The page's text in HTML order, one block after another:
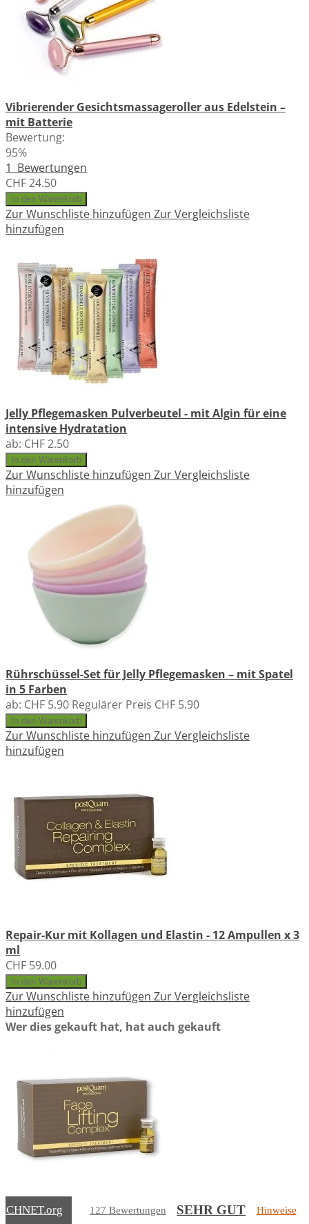
Vibrierender Gesichtsmassageroller aus Edelstein –
mit Batterie
Bewertung:
95%
1 Bewertungen
CHF 24.50
In den Warenkorb
Zur Wunschliste hinzufügen Zur Vergleichsliste
hinzufügen
Jelly Pflegemasken Pulverbeutel - mit Algin für eine
intensive Hydratation
ab: CHF 2.50
In den Warenkorb
Zur Wunschliste hinzufügen Zur Vergleichsliste
hinzufügen
Rührschüssel-Set für Jelly Pflegemasken – mit Spatel
in 5 Farben
ab: CHF 5.90 Regulärer Preis CHF 5.90
In den Warenkorb
Zur Wunschliste hinzufügen Zur Vergleichsliste
hinzufügen
Repair-Kur mit Kollagen und Elastin - 12 Ampullen x 3
ml
CHF 59.00
In den Warenkorb
Zur Wunschliste hinzufügen Zur Vergleichsliste
hinzufügen
Wer dies gekauft hat, hat auch gekauft
Face Lifting Complex - Bio-Sofort-Spannkraft - 12
.org 127 Bewertungen SEHR GUT Hinweise